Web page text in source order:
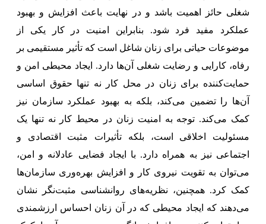
شغلی حائز اهمیت باشد و در نهایت باعث افزایش و بهبود
عملکرد مفید فرد شود. بنابراین امنیت در کار یکی از
موضوعات حیاتی برای زنان شاغل است که تأثیر مستقیمی بر
رفاه، کارایی و رضایت شغلی آن‌ها دارد. ایجاد محیطی امن و
حمایت‌کننده برای زنان در محل کار نه تنها حقوق اساسی
آن‌ها را تضمین می‌کند، بلکه به بهبود عملکرد سازمان نیز
کمک می‌کند. توجه به امنیت زنان در محیط کار نه تنها یک
مسئولیت اخلاقی است، بلکه تأثیرات مثبت اقتصادی و
اجتماعی نیز به همراه دارد. با ایجاد فضایی عادلانه و امن،
می‌توان به تقویت نیروی کار و افزایش بهره‌وری سازمان‌ها
کمک کرد. همچنین، نظریه‌های روانشناسی مثبت‌نگر نشان
می‌دهند که ایجاد محیطی که در آن زنان احساس ارزشمندی